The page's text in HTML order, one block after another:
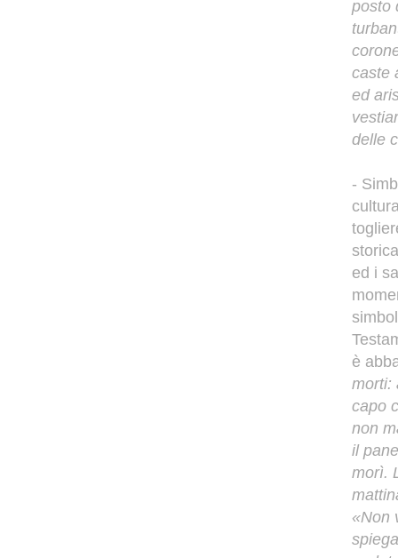
posto
caste
ed
delle
-
ed i
è
morti:
capo
non
il
morì.
«Non